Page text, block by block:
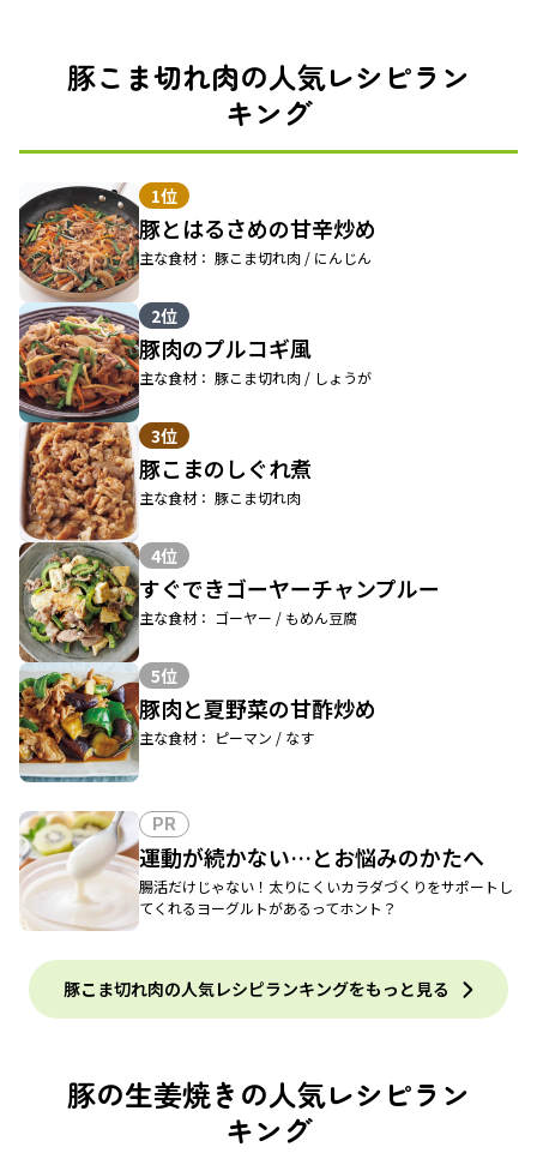
豚こま切れ肉の人気レシピラン
キング
1位
豚とはるさめの甘辛炒め
主な食材： 豚こま切れ肉 / にんじん
2位
豚肉のプルコギ風
主な食材： 豚こま切れ肉 / しょうが
3位
豚こまのしぐれ煮
主な食材： 豚こま切れ肉
4位
すぐできゴーヤーチャンプルー
主な食材： ゴーヤー / もめん豆腐
5位
豚肉と夏野菜の甘酢炒め
主な食材： ピーマン / なす
PR
運動が続かない…とお悩みのかたへ
腸活だけじゃない！太りにくいカラダづくりをサポートし
てくれるヨーグルトがあるってホント？
豚こま切れ肉の人気レシピランキングをもっと見る
豚の生姜焼きの人気レシピラン
キング